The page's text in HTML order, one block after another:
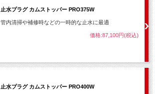
止水プラグ カムストッパー PRO375W
管内清掃や補修時などの一時的な止水に最適
価格:87,100円(税込)
止水プラグ カムストッパー PRO400W